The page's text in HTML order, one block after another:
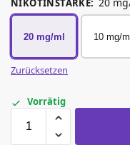
NIKOTINSTÄRKE: 20
20 mg/ml 10 mg/ml
Zurücksetzen
Vorrätig